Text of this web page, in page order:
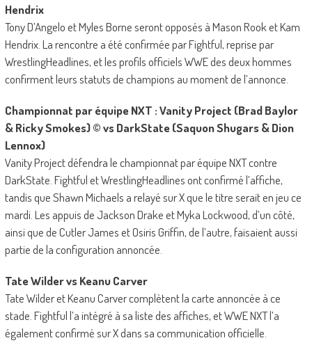
Hendrix
Tony D’Angelo et Myles Borne seront opposés à Mason Rook et Kam
Hendrix. La rencontre a été confirmée par Fightful, reprise par
WrestlingHeadlines, et les profils officiels WWE des deux hommes
confirment leurs statuts de champions au moment de l’annonce.
Championnat par équipe NXT : Vanity Project (Brad Baylor
& Ricky Smokes) © vs DarkState (Saquon Shugars & Dion
Lennox)
Vanity Project défendra le championnat par équipe NXT contre
DarkState. Fightful et WrestlingHeadlines ont confirmé l’affiche,
tandis que Shawn Michaels a relayé sur X que le titre serait en jeu ce
mardi. Les appuis de Jackson Drake et Myka Lockwood, d’un côté,
ainsi que de Cutler James et Osiris Griffin, de l’autre, faisaient aussi
partie de la configuration annoncée.
Tate Wilder vs Keanu Carver
Tate Wilder et Keanu Carver complètent la carte annoncée à ce
stade. Fightful l’a intégré à sa liste des affiches, et WWE NXT l’a
également confirmé sur X dans sa communication officielle.